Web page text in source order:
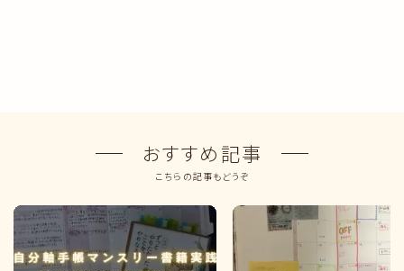
おすすめ記事
こちらの記事もどうぞ